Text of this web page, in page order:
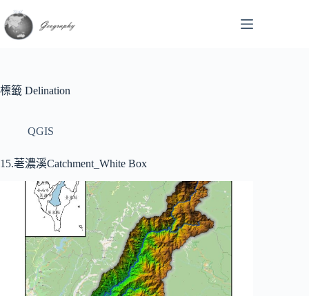
至
容
標籤 Delination
QGIS
15.荖濃溪Catchment_White Box